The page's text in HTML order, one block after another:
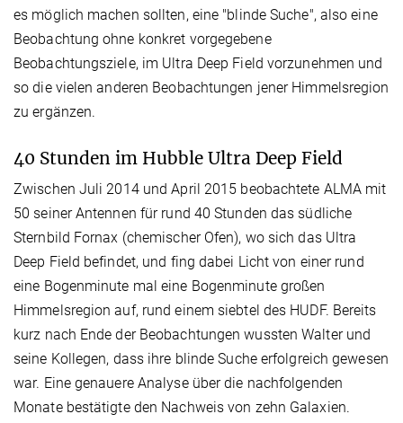
es möglich machen sollten, eine "blinde Suche", also eine
Beobachtung ohne konkret vorgegebene
Beobachtungsziele, im Ultra Deep Field vorzunehmen und
so die vielen anderen Beobachtungen jener Himmelsregion
zu ergänzen.
40 Stunden im Hubble Ultra Deep Field
Zwischen Juli 2014 und April 2015 beobachtete ALMA mit
50 seiner Antennen für rund 40 Stunden das südliche
Sternbild Fornax (chemischer Ofen), wo sich das Ultra
Deep Field befindet, und fing dabei Licht von einer rund
eine Bogenminute mal eine Bogenminute großen
Himmelsregion auf, rund einem siebtel des HUDF. Bereits
kurz nach Ende der Beobachtungen wussten Walter und
seine Kollegen, dass ihre blinde Suche erfolgreich gewesen
war. Eine genauere Analyse über die nachfolgenden
Monate bestätigte den Nachweis von zehn Galaxien.